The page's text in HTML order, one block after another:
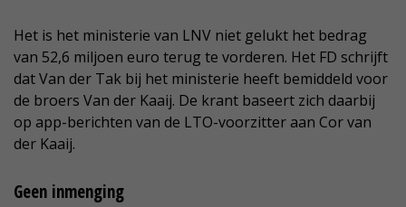
Het is het ministerie van LNV niet gelukt het bedrag
van 52,6 miljoen euro terug te vorderen. Het FD schrijft
dat Van der Tak bij het ministerie heeft bemiddeld voor
de broers Van der Kaaij. De krant baseert zich daarbij
op app-berichten van de LTO-voorzitter aan Cor van
der Kaaij.
Geen inmenging